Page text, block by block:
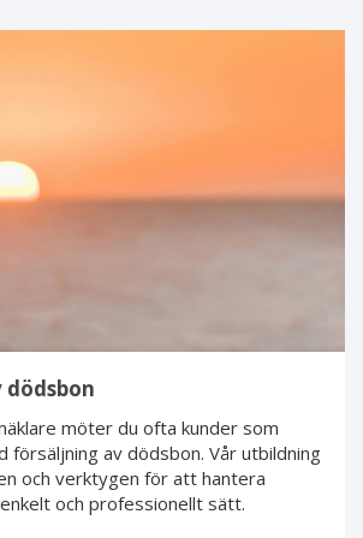
möter du ofta kunder som
försäljning av dödsbon. Vår utbildning
och verktygen för att hantera
och professionellt sätt.